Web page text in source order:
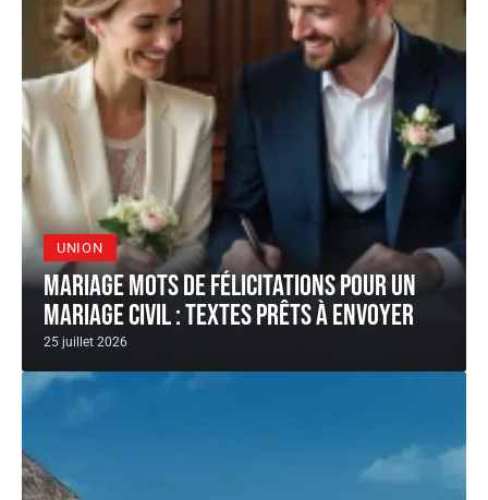
UNION
Mariage mots de félicitations pour un
mariage civil : textes prêts à envoyer
25 juillet 2026